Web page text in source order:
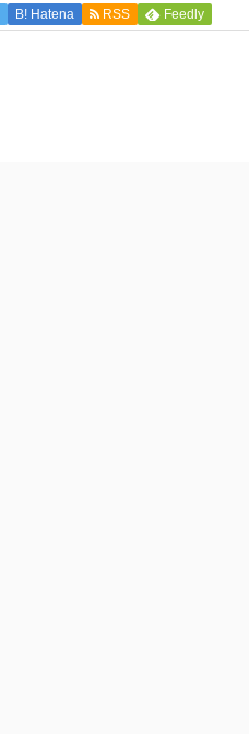
B! Hatena RSS Feedly